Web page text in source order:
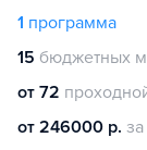
1 программа
15 бюджетных
от 72
от 246000 р.